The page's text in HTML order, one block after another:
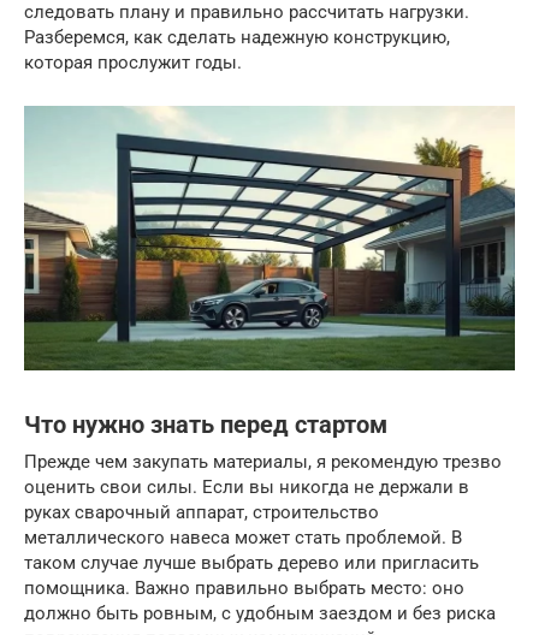
следовать плану и правильно рассчитать нагрузки.
Разберемся, как сделать надежную конструкцию,
которая прослужит годы.
Что нужно знать перед стартом
Прежде чем закупать материалы, я рекомендую трезво
оценить свои силы. Если вы никогда не держали в
руках сварочный аппарат, строительство
металлического навеса может стать проблемой. В
таком случае лучше выбрать дерево или пригласить
помощника. Важно правильно выбрать место: оно
должно быть ровным, с удобным заездом и без риска